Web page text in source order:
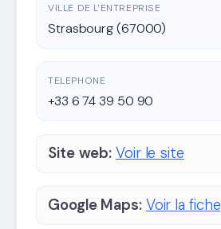
VILLE DE L'ENTREPRISE
Strasbourg (67000)
TELEPHONE
+33 6 74 39 50 90
Site web: Voir le site
Google Maps: Voir la fiche